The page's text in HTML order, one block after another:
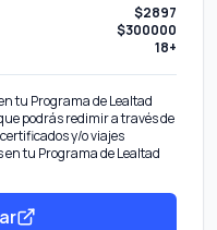
$2897
$300000
18+
tu Programa de Lealtad
podrás redimir a través de
y/o viajes
tu Programa de Lealtad